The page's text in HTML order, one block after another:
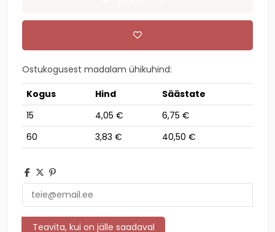
Ostukogusest madalam ühikuhind:
Kogus
Hind
Säästate
15
4,05 €
6,75 €
60
3,83 € 40,50 €